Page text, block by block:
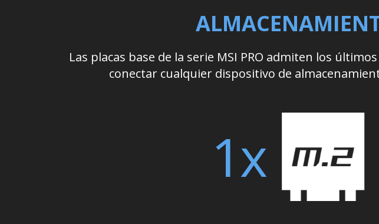
Las placas base de la serie MSI PRO admiten los
conectar cualquier dispositivo de
1x